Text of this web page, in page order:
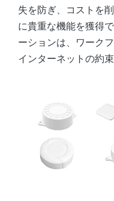
失を防ぎ、コストを
に貴重な機能を獲得
ーションは、ワーク
インターネットの約